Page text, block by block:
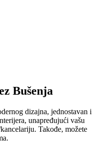
Bušenja
dizajna, jednostavan i
unapređujući vašu
Takođe, možete